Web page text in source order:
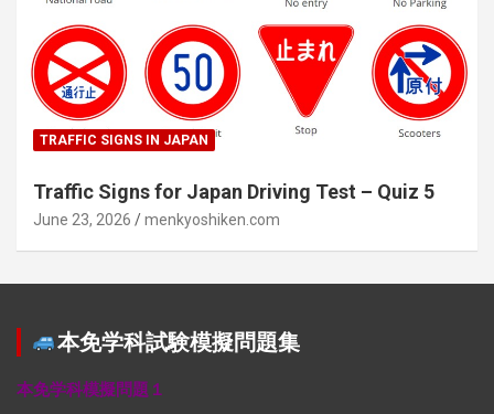
TRAFFIC SIGNS IN JAPAN
Traffic Signs for Japan Driving Test – Quiz 5
June 23, 2026 menkyoshiken.com
本免学科試験模擬問題集
本免学科模擬問題１